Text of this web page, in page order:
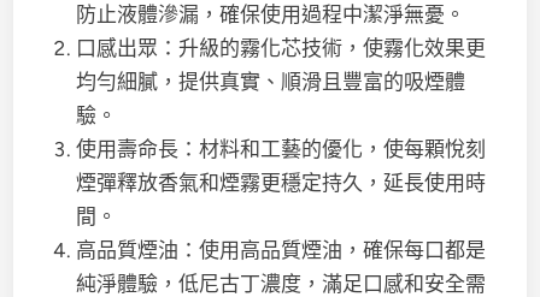
防止液體滲漏，確保使用過程中潔淨無憂。
口感出眾：升級的霧化芯技術，使霧化效果更
均勻細膩，提供真實、順滑且豐富的吸煙體
驗。
使用壽命長：材料和工藝的優化，使每顆悅刻
煙彈釋放香氣和煙霧更穩定持久，延長使用時
間。
高品質煙油：使用高品質煙油，確保每口都是
純淨體驗，低尼古丁濃度，滿足口感和安全需